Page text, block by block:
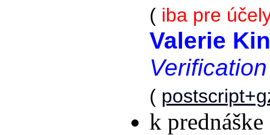
( iba pre
Valerie
(
k